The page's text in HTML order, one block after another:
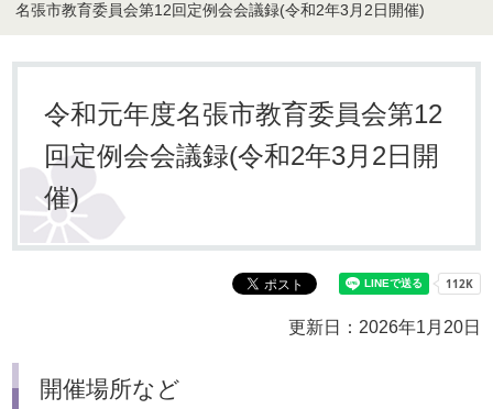
名張市教育委員会第12回定例会会議録(令和2年3月2日開催)
令和元年度名張市教育委員会第12
回定例会会議録(令和2年3月2日開
催)
更新日：2026年1月20日
開催場所など